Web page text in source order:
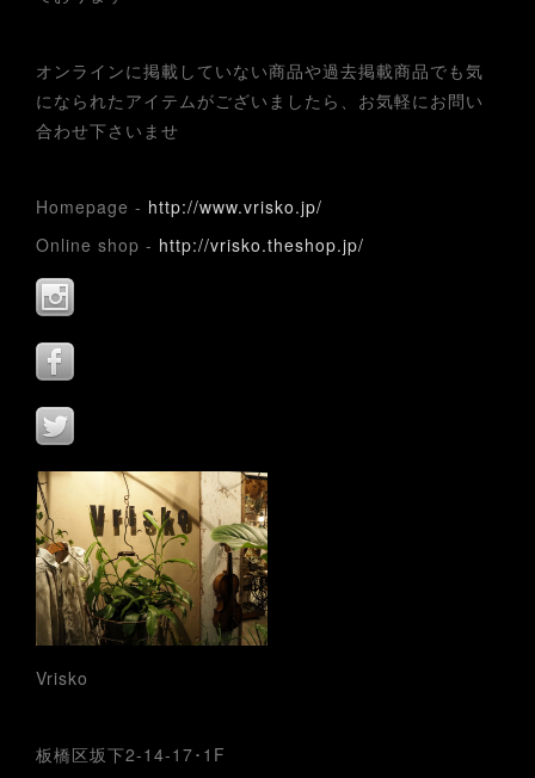
オンラインに掲載していない商品や過去掲載商品でも気
になられたアイテムがございましたら、お気軽にお問い
合わせ下さいませ
Homepage - http://www.vrisko.jp/
Online shop - http://vrisko.theshop.jp/
Vrisko
板橋区坂下2-14-17･1F